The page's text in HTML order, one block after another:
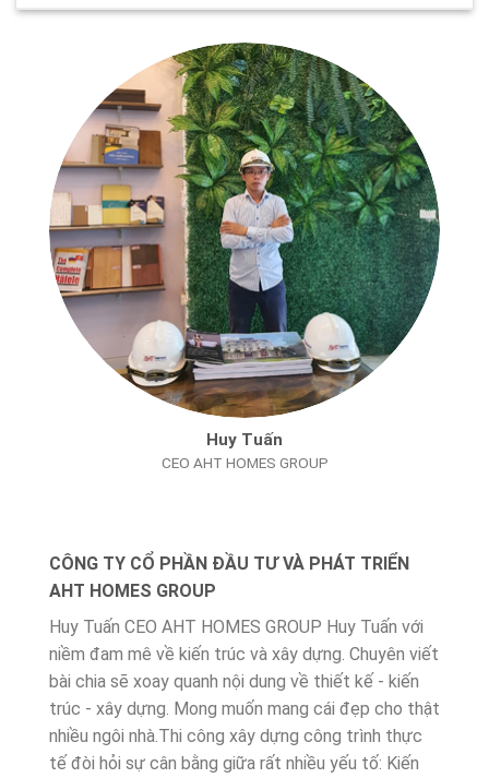
Huy Tuấn
CEO AHT HOMES GROUP
CÔNG TY CỔ PHẦN ĐẦU TƯ VÀ PHÁT TRIỂN
AHT HOMES GROUP
Huy Tuấn CEO AHT HOMES GROUP Huy Tuấn với
niềm đam mê về kiến trúc và xây dựng. Chuyên viết
bài chia sẽ xoay quanh nội dung về thiết kế - kiến
trúc - xây dựng. Mong muốn mang cái đẹp cho thật
nhiều ngôi nhà.Thi công xây dựng công trình thực
tế đòi hỏi sự cân bằng giữa rất nhiều yếu tố: Kiến